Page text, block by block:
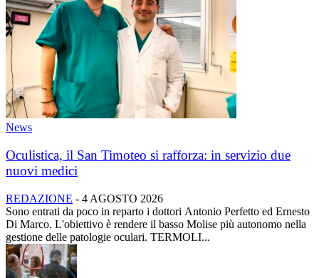
News
Oculistica, il San Timoteo si rafforza: in servizio due
nuovi medici
REDAZIONE - 4 AGOSTO 2026
Sono entrati da poco in reparto i dottori Antonio Perfetto ed Ernesto
Di Marco. L'obiettivo è rendere il basso Molise più autonomo nella
gestione delle patologie oculari. TERMOLI...